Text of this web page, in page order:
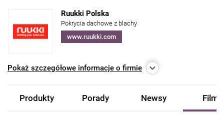
Ruukki Polska
Pokrycia dachowe z blachy
www.ruukki.com
Pokaż szczegółowe informacje o firmie
Produkty Porady Newsy Filmy